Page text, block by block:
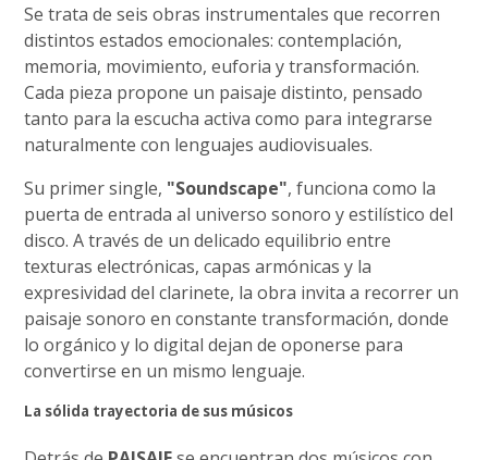
Se trata de seis obras instrumentales que recorren
distintos estados emocionales: contemplación,
memoria, movimiento, euforia y transformación.
Cada pieza propone un paisaje distinto, pensado
tanto para la escucha activa como para integrarse
naturalmente con lenguajes audiovisuales.
Su primer single, "Soundscape", funciona como la
puerta de entrada al universo sonoro y estilístico del
disco. A través de un delicado equilibrio entre
texturas electrónicas, capas armónicas y la
expresividad del clarinete, la obra invita a recorrer un
paisaje sonoro en constante transformación, donde
lo orgánico y lo digital dejan de oponerse para
convertirse en un mismo lenguaje.
La sólida trayectoria de sus músicos